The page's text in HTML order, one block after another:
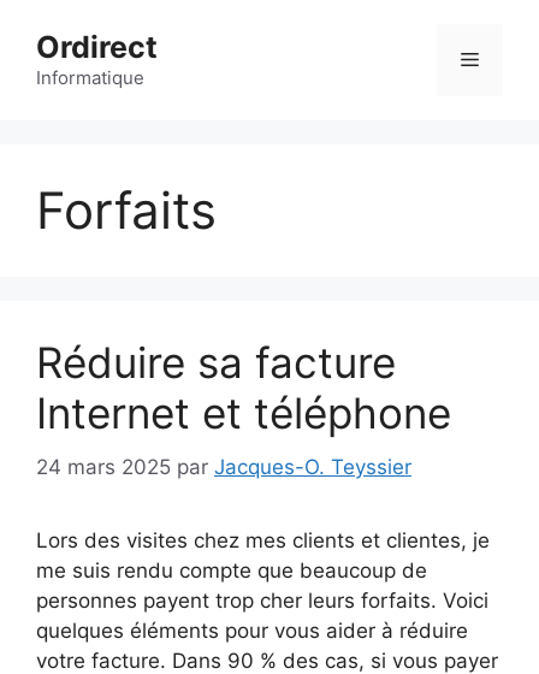
contenu
Ordirect
Informatique
Menu
Forfaits
Réduire sa facture
Internet et téléphone
24 mars 2025 par Jacques-O. Teyssier
Lors des visites chez mes clients et clientes, je
me suis rendu compte que beaucoup de
personnes payent trop cher leurs forfaits. Voici
quelques éléments pour vous aider à réduire
votre facture. Dans 90 % des cas, si vous payer